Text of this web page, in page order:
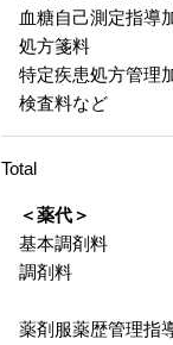
血糖自己測定指導
処方箋料
特定疾患処方管理
検査料など
Total
＜薬代＞
基本調剤料
調剤料
薬剤服薬歴管理指